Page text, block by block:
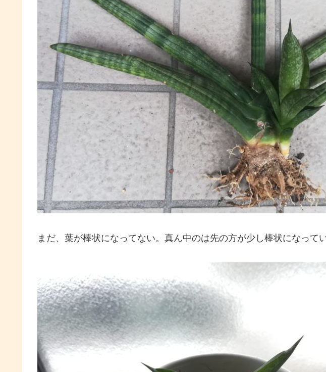
まだ、葉が棒状になってない。真ん中のは先の方が少し棒状になってい